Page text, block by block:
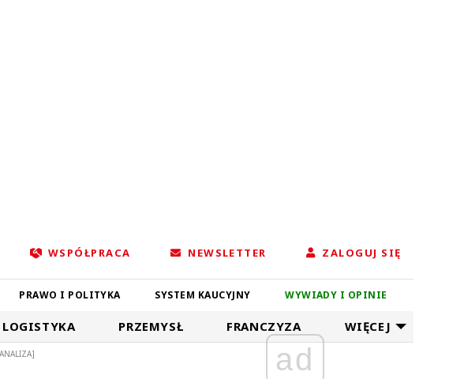
WSPÓŁPRACA NEWSLETTER ZALOGUJ SIĘ
PRAWO I POLITYKA SYSTEM KAUCYJNY WYWIADY I OPINIE
LOGISTYKA PRZEMYSŁ FRANCZYZA WIĘCEJ
ad